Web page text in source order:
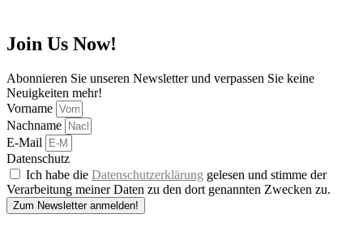
Join Us Now!
Abonnieren Sie unseren Newsletter und verpassen Sie keine
Neuigkeiten mehr!
Vorname
Nachname
E-Mail
Datenschutz
Ich habe die Datenschutzerklärung gelesen und stimme der
Verarbeitung meiner Daten zu den dort genannten Zwecken zu.
Zum Newsletter anmelden!